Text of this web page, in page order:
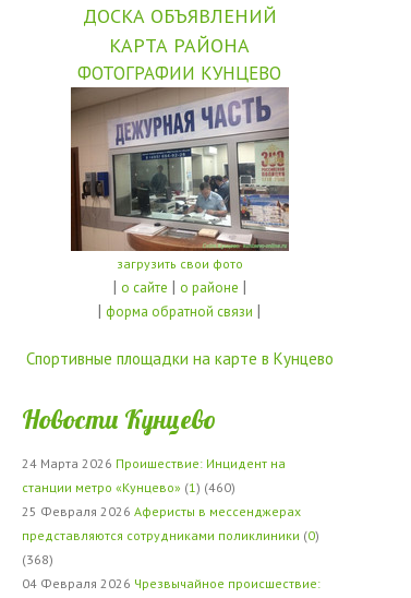
ДОСКА ОБЪЯВЛЕНИЙ
КАРТА РАЙОНА
ФОТОГРАФИИ КУНЦЕВО
загрузить свои фото
| о сайте | о районе |
|форма обратной связи |
Спортивные площадки на карте в Кунцево
Новости Кунцево
24 Марта 2026 Проишествие: Инцидент на
станции метро «Кунцево» (1) (460)
25 Февраля 2026 Аферисты в мессенджерах
представляются сотрудниками поликлиники (0)
(368)
04 Февраля 2026 Чрезвычайное происшествие: